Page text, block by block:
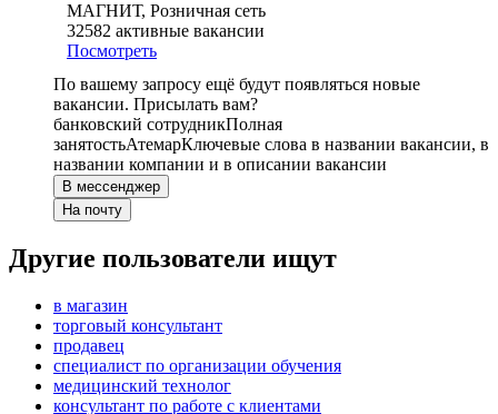
МАГНИТ, Розничная сеть
32582 активные вакансии
Посмотреть
По вашему запросу ещё будут появляться новые
вакансии. Присылать вам?
банковский сотрудникПолная
занятостьАтемарКлючевые слова в названии вакансии, в
названии компании и в описании вакансии
В мессенджер
На почту
Другие пользователи ищут
в магазин
торговый консультант
продавец
специалист по организации обучения
медицинский технолог
консультант по работе с клиентами